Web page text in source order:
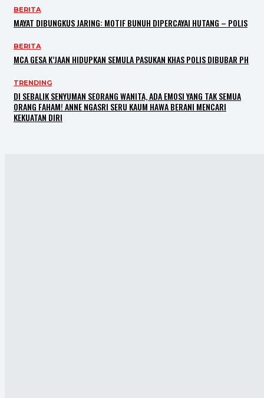
BERITA
MAYAT DIBUNGKUS JARING: MOTIF BUNUH DIPERCAYAI HUTANG – POLIS
BERITA
MCA GESA K’JAAN HIDUPKAN SEMULA PASUKAN KHAS POLIS DIBUBAR PH
TRENDING
DI SEBALIK SENYUMAN SEORANG WANITA, ADA EMOSI YANG TAK SEMUA
ORANG FAHAM! ANNE NGASRI SERU KAUM HAWA BERANI MENCARI
KEKUATAN DIRI